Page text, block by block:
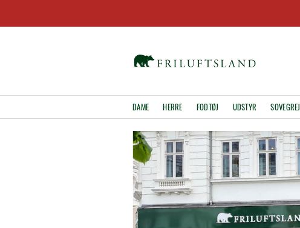
DAME HERRE FODTØJ UDSTYR SOVEGREJ